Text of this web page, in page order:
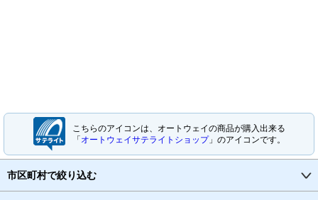
こちらのアイコンは、オートウェイの商品が購入出来る
「オートウェイサテライトショップ」のアイコンです。
市区町村で絞り込む